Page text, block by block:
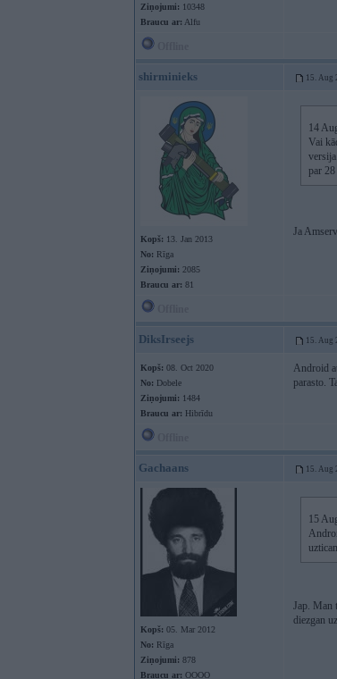
Ziņojumi: 10348
Braucu ar: Alfu
shirminieks 15. Aug
Kopš: 13. Jan 2013
No: Rīga
Ziņojumi: 2085
Braucu ar: 81
14
Vai
par 28
Ja
DiksIrseejs 15. Aug
Kopš: 08. Oct 2020
No: Dobele
Ziņojumi: 1484
Braucu ar: Hibrīdu
Android
parasto.
Gachaans 15. Aug
Kopš: 05. Mar 2012
No: Rīga
Ziņojumi: 878
Braucu ar: OOOO
15
Jap. Man
diezgan